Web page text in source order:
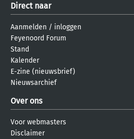
Direct naar
Aanmelden / inloggen
Feyenoord Forum
Stand
Kalender
E-zine (nieuwsbrief)
Nieuwsarchief
Over ons
Voor webmasters
Disclaimer